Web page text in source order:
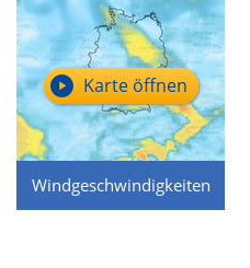
Windgeschwindigkeiten
Karte öffnen